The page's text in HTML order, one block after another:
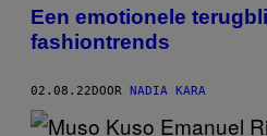
Een emotionele
fashiontrends
02.08.22 DOOR NADIA KARA